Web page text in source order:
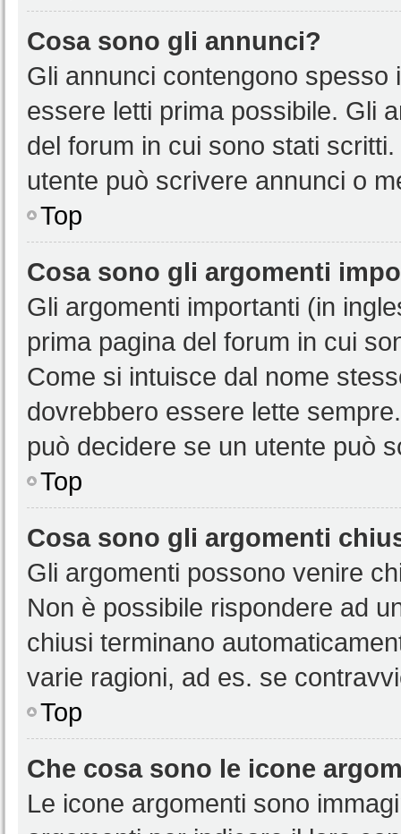
Cosa sono gli annunci?
Gli annunci contengono
essere letti prima possibile. Gli
del forum in cui sono stati
utente può scrivere annunci o
Top
Cosa sono gli argomenti
Gli argomenti importanti (in
prima pagina del forum in cui
Come si intuisce dal nome
dovrebbero essere lette
può decidere se un utente può
Top
Cosa sono gli argomenti
Gli argomenti possono venire
Non è possibile rispondere ad
chiusi terminano
varie ragioni, ad es. se
Top
Che cosa sono le icone
Le icone argomenti sono